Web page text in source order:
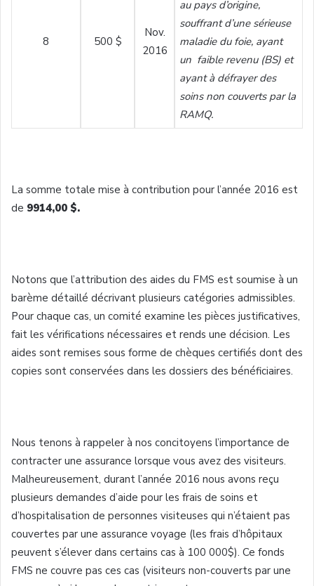
8 500 $
Nov.
2016
au pays d’origine,
souffrant d’une sérieuse
maladie du foie, ayant
un faible revenu (BS) et
ayant à défrayer des
soins non couverts par la
RAMQ.
La somme totale mise à contribution pour l’année 2016 est
de 9914,00 $.
Notons que l’attribution des aides du FMS est soumise à un
barème détaillé décrivant plusieurs catégories admissibles.
Pour chaque cas, un comité examine les pièces justificatives,
fait les vérifications nécessaires et rends une décision. Les
aides sont remises sous forme de chèques certifiés dont des
copies sont conservées dans les dossiers des bénéficiaires.
Nous tenons à rappeler à nos concitoyens l’importance de
contracter une assurance lorsque vous avez des visiteurs.
Malheureusement, durant l’année 2016 nous avons reçu
plusieurs demandes d’aide pour les frais de soins et
d’hospitalisation de personnes visiteuses qui n’étaient pas
couvertes par une assurance voyage (les frais d’hôpitaux
peuvent s’élever dans certains cas à 100 000$). Ce fonds
FMS ne couvre pas ces cas (visiteurs non-couverts par une